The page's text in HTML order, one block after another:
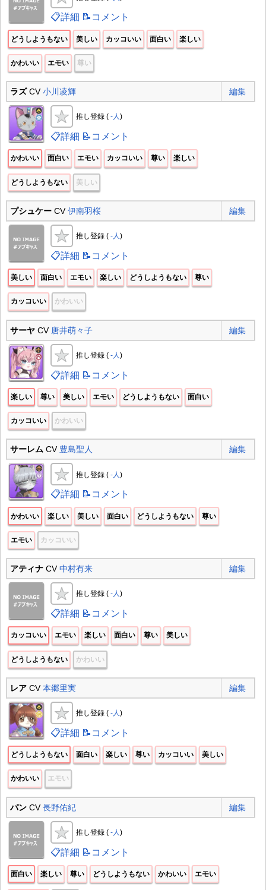
📋詳細 📝コメント
どうしようもない 美しい カッコいい 面白い 楽しい
かわいい エモい 尊い
ラズCV小川凌輝 編集
推し登録 ( -人)
📋詳細 📝コメント
かわいい 面白い エモい カッコいい 尊い 楽しい
どうしようもない 美しい
プシュケーCV伊南羽桜 編集
推し登録 ( -人)
📋詳細 📝コメント
美しい 面白い エモい 楽しい どうしようもない 尊い
カッコいい かわいい
サーヤCV 唐井萌々子 編集
推し登録 ( -人)
📋詳細 📝コメント
楽しい 尊い 美しい エモい どうしようもない 面白い
カッコいい かわいい
サーレムCV 豊島聖人 編集
推し登録 ( -人 )
📋詳細 📝コメント
かわいい 楽しい 美しい 面白い どうしようもない 尊い
エモい カッコいい
アティナCV中村有来 編集
推し登録 ( -人)
📋詳細 📝コメント
カッコいい エモい 楽しい 面白い 尊い 美しい
どうしようもない かわいい
レアCV本郷里実 編集
推し登録 ( -人)
📋詳細 📝コメント
どうしようもない 面白い 楽しい 尊い カッコいい 美しい
かわいい エモい
パンCV長野佑紀 編集
推し登録 ( -人)
📋詳細 📝コメント
面白い 楽しい 尊い どうしようもない かわいい エモい